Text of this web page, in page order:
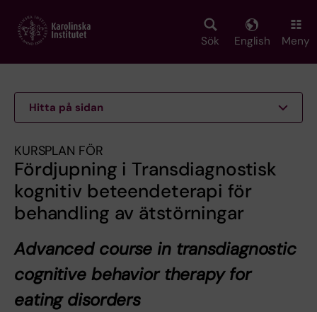
main
Sök English Meny
Hitta på sidan
KURSPLAN FÖR
Fördjupning i Transdiagnostisk
kognitiv beteendeterapi för
behandling av ätstörningar
Advanced course in transdiagnostic
cognitive behavior therapy for
eating disorders